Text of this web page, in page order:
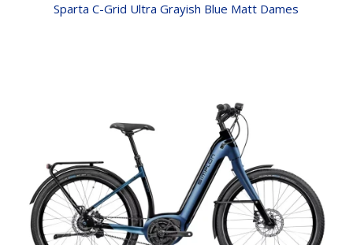
Sparta C-Grid Ultra Grayish Blue Matt Dames